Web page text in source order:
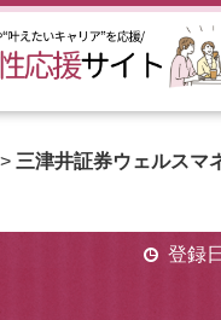
> 三津井証券ウェルスマ
登録